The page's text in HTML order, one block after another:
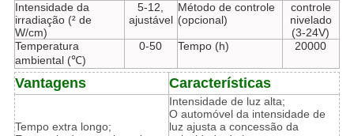
Intensidade da
irradiação (² de
W/cm)
5-12,
ajustável
Método de controle
(opcional)
controle
nivelado
(3-24V)
Temperatura
ambiental (℃)
0-50 Tempo (h) 20000
Vantagens Características
Tempo extra longo;
Intensidade de luz alta;
O automóvel da intensidade de
luz ajusta a concessão da